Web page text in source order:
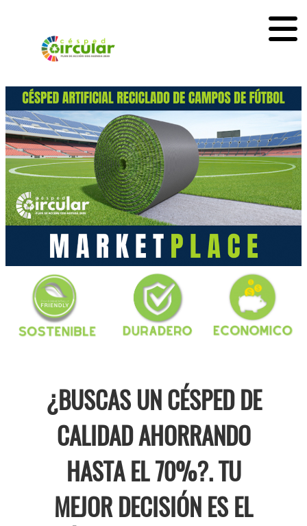
¿BUSCAS UN CÉSPED DE
CALIDAD AHORRANDO
HASTA EL 70%?. TU
MEJOR DECISIÓN ES EL